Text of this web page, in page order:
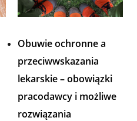
Obuwie ochronne a
przeciwwskazania
lekarskie – obowiązki
pracodawcy i możliwe
rozwiązania